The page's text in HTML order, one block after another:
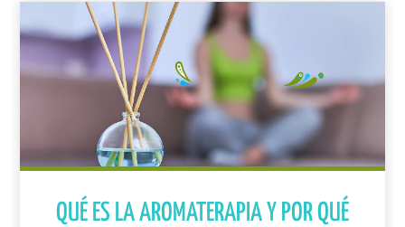
QUÉ ES LA AROMATERAPIA Y POR QUÉ